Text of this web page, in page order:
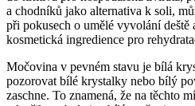
a chodníků jako alternativa k soli,
při pokusech o umělé vyvolání deště
kosmetická ingredience pro
Močovina v pevném stavu je bílá
pozorovat bílé krystalky nebo bílý
zaschne. To znamená, že na těchto